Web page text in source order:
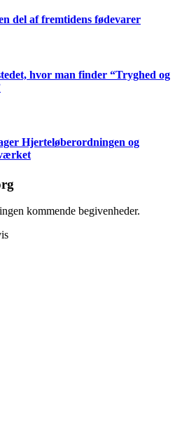
del af fremtidens fødevarer
hvor man finder “Tryghed og
Hjerteløberordningen og
kommende begivenheder.